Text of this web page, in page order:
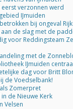
verzonnen werd
IJmuiden
bij ongeval
de slag met de
voor Reddingsteam
met de
IJmuiden
dag voor Britt
de Voedselbank!
Zomerpret
de Nieuwe Kerk
Velsen